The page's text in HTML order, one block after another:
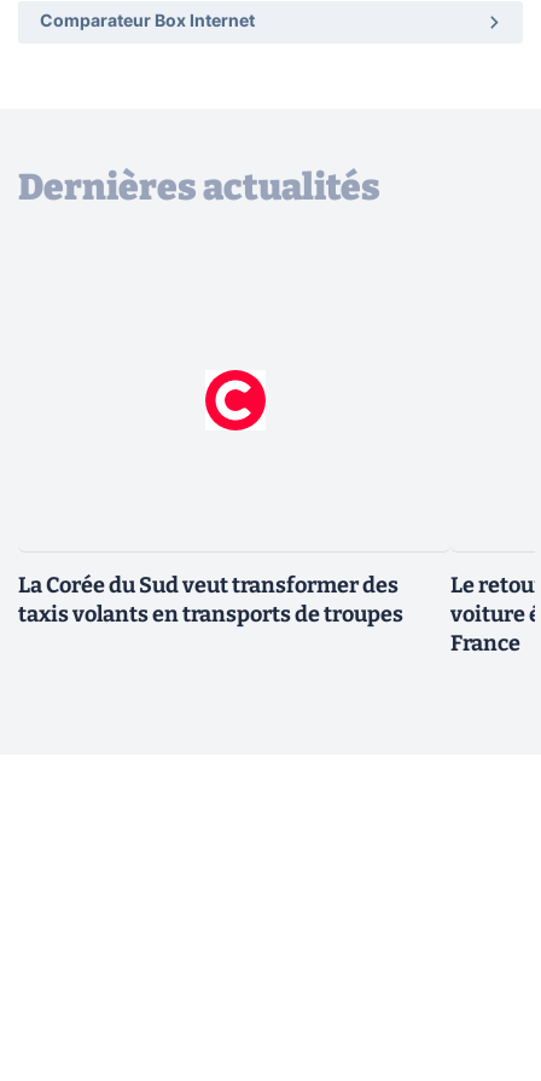
Comparateur Box Internet
Dernières actualités
La Corée du Sud veut transformer des
taxis volants en transports de troupes
Le
voiture
France